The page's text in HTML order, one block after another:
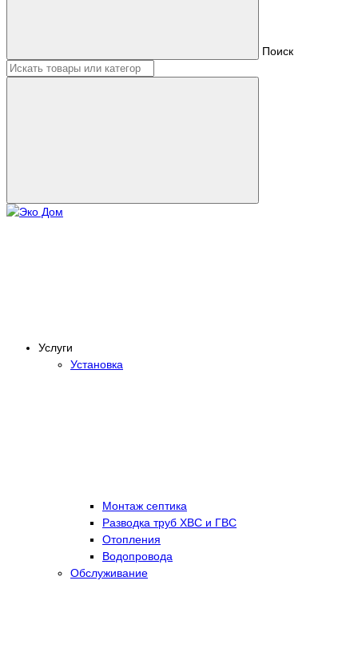
Поиск
Услуги
Установка
Монтаж септика
Разводка труб ХВС и ГВС
Отопления
Водопровода
Обслуживание